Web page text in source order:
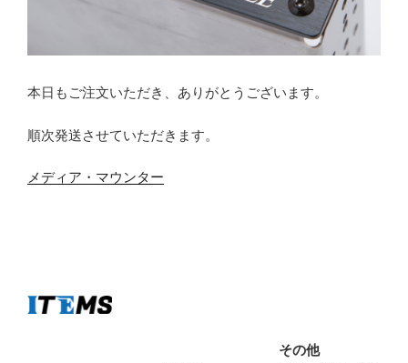
本日もご注文いただき、ありがとうございます。
順次発送させていただきます。
メディア・マウンター
その他